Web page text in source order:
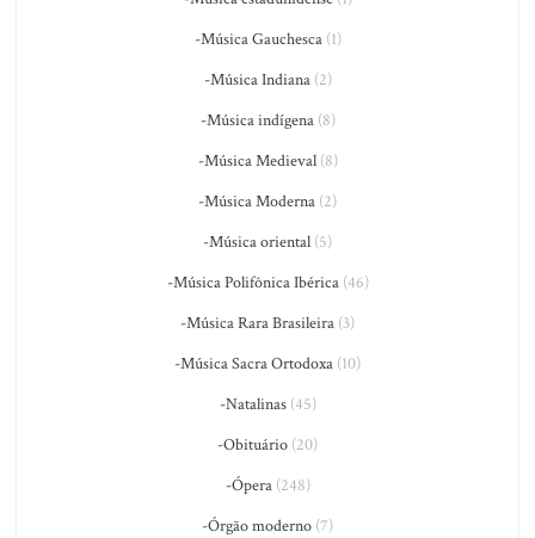
-Música Gauchesca(1)
-Música Indiana(2)
-Música indígena(8)
-Música Medieval(8)
-Música Moderna (2)
-Música oriental (5)
-Música Polifônica Ibérica(46)
-Música Rara Brasileira (3)
-Música Sacra Ortodoxa (10)
-Natalinas(45)
-Obituário (20)
-Ópera(248)
-Órgão moderno (7)